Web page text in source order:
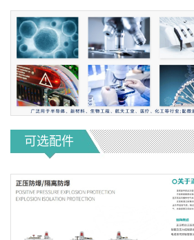
可选配件